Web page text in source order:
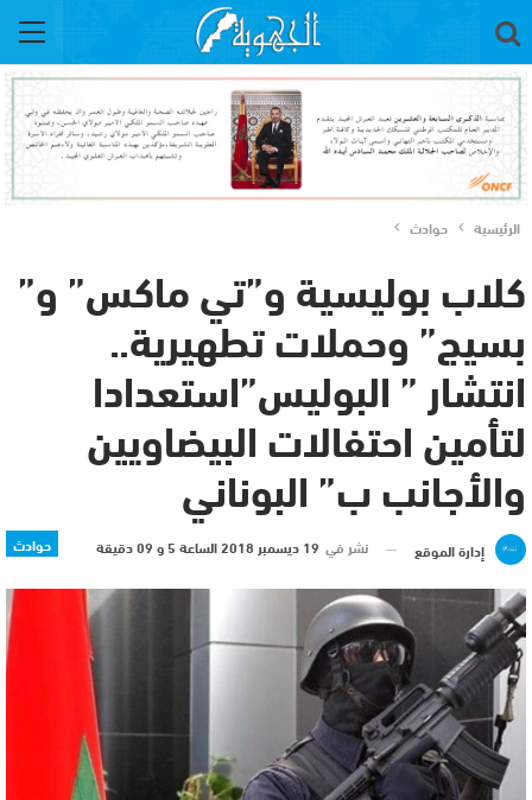
الرئيسية حوادث
كلاب بوليسية و”تي ماكس” و”
بسيج” وحملات تطهيرية..
انتشار ” البوليس”استعدادا
لتأمين احتفالات البيضاويين
والأجانب ب” البوناني
حوادث إدارة الموقع نشر في 19 ديسمبر 2018 الساعة 5 و 09 دقيقة